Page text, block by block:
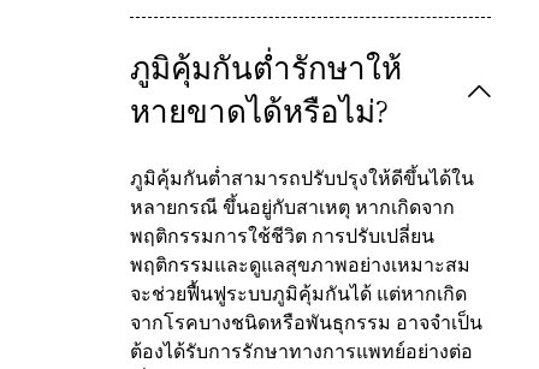
ภูมิคุ้มกันต่ำรักษาให้
หายขาดได้หรือไม่?
ภูมิคุ้มกันต่ำสามารถปรับปรุงให้ดีขึ้นได้ใน
หลายกรณี ขึ้นอยู่กับสาเหตุ หากเกิดจาก
พฤติกรรมการใช้ชีวิต การปรับเปลี่ยน
พฤติกรรมและดูแลสุขภาพอย่างเหมาะสม
จะช่วยฟื้นฟูระบบภูมิคุ้มกันได้ แต่หากเกิด
จากโรคบางชนิดหรือพันธุกรรม อาจจำเป็น
ต้องได้รับการรักษาทางการแพทย์อย่างต่อ